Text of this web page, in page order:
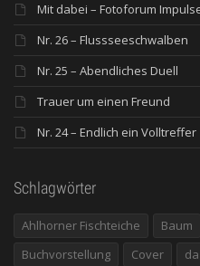
Mit dabei – Fotoforum
Nr. 26 – Flussseeschwalben
Nr. 25 – Abendliches Duell
Trauer um einen Freund
Nr. 24 – Endlich ein Volltreffer
Schlagwörter
Ahlhorner Fischteiche Baum
Buchvorstellung
Cover